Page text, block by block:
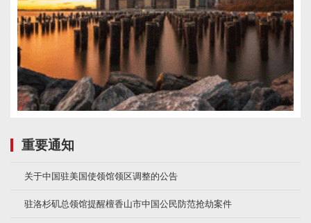
重要通知
关于中国驻美国使领馆领区调整的公告
驻洛杉矶总领馆提醒檀香山市中国公民防范抢劫案件